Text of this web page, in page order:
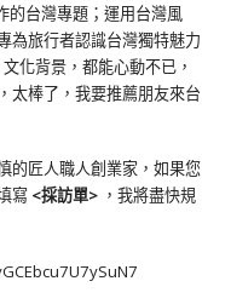
的台灣專題；運用台灣風
為旅行者認識台灣獨特魅力
化背景，都能心動不已，
太棒了，我要推薦朋友來台
的匠人職人創業家，如果您
寫 <採訪單> ，我將盡快規